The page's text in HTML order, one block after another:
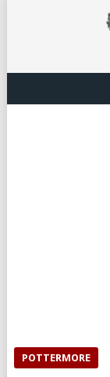
POTTERMORE